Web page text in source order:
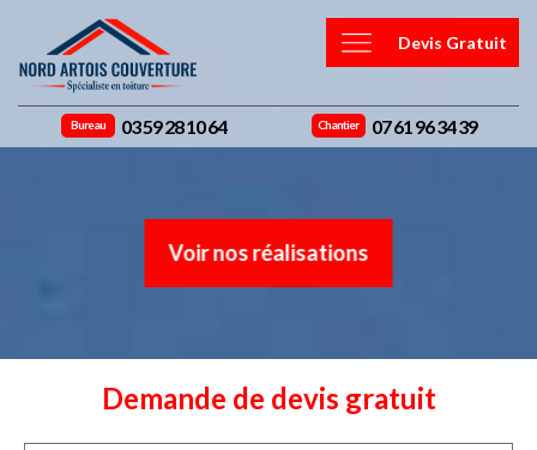
Devis Gratuit
Bureau 03 59 28 10 64 Chantier 07 61 96 34 39
Voir nos réalisations
Demande de devis gratuit